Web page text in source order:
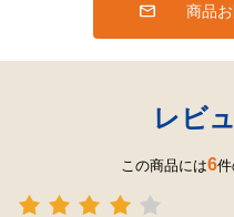
商品
レビ
この商品には6